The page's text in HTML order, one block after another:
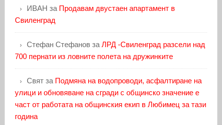
ИВАН за Продавам двустаен апартамент в
Свиленград
Стефан Стефановза ЛРД -Свиленград разсели над
700 пернати из ловните полета на дружинките
Святза Подмяна на водопроводи, асфалтиране на
улици и обновяване на сгради с общинско значение е
част от работата на общинския екип в Любимец за тази
година